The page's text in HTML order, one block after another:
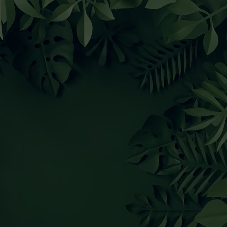
mógł samodzielnie zamontować
W przypadku większych
fragmenty, co ułatwia jej
dopasowanie i łatwość montażu
Dlaczego warto wybrać tę
Wprowadza luksusowy klimat do
Wysokiej jakości materiały
Łatwy montaż i możliwość
Uniwersalne zastosowanie w